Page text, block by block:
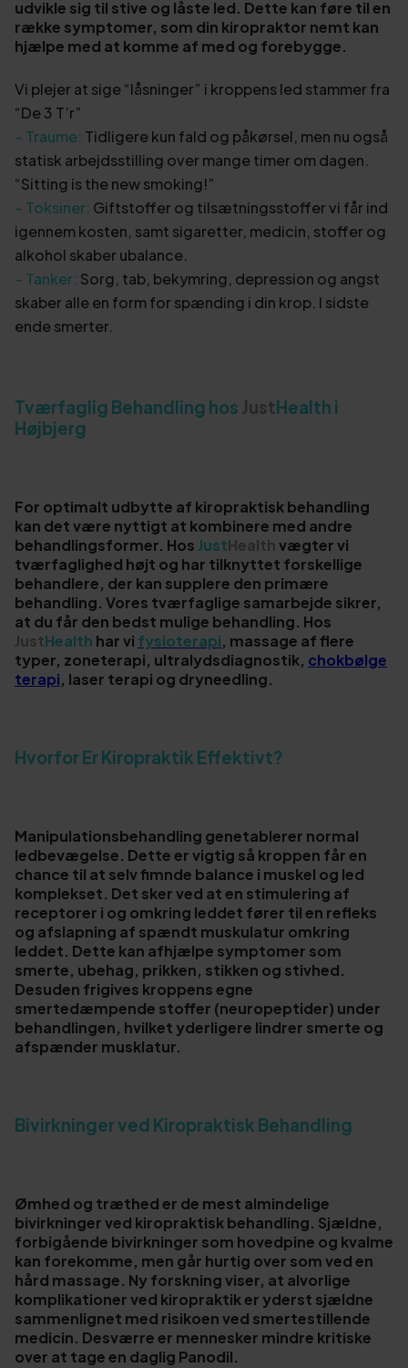
udvikle sig til stive og låste led. Dette kan føre til en
række symptomer, som din kiropraktor nemt kan
hjælpe med at komme af med og forebygge.
Vi plejer at sige “låsninger” i kroppens led stammer fra
“De 3 T’r”
– Traume: Tidligere kun fald og påkørsel, men nu også
statisk arbejdsstilling over mange timer om dagen.
“Sitting is the new smoking!”
– Toksiner: Giftstoffer og tilsætningsstoffer vi får ind
igennem kosten, samt sigaretter, medicin, stoffer og
alkohol skaber ubalance.
– Tanker: Sorg, tab, bekymring, depression og angst
skaber alle en form for spænding i din krop. I sidste
ende smerter.
Tværfaglig Behandling hos JustHealth i
Højbjerg
For optimalt udbytte af kiropraktisk behandling
kan det være nyttigt at kombinere med andre
behandlingsformer. HosJustHealthvægter vi
tværfaglighed højt og har tilknyttet forskellige
behandlere, der kan supplere den primære
behandling. Vores tværfaglige samarbejde sikrer,
at du får den bedst mulige behandling. Hos
JustHealth har vi fysioterapi, massage af flere
typer, zoneterapi, ultralydsdiagnostik, chokbølge
terapi, laser terapi og dryneedling.
Hvorfor Er Kiropraktik Effektivt?
Manipulationsbehandling genetablerer normal
ledbevægelse. Dette er vigtig så kroppen får en
chance til at selv fimnde balance i muskel og led
komplekset. Det sker ved at en stimulering af
receptorer i og omkring leddet fører til en refleks
og afslapning af spændt muskulatur omkring
leddet. Dette kan afhjælpe symptomer som
smerte, ubehag, prikken, stikken og stivhed.
Desuden frigives kroppens egne
smertedæmpende stoffer (neuropeptider) under
behandlingen, hvilket yderligere lindrer smerte og
afspænder musklatur.
Bivirkninger ved Kiropraktisk Behandling
Ømhed og træthed er de mest almindelige
bivirkninger ved kiropraktisk behandling. Sjældne,
forbigående bivirkninger som hovedpine og kvalme
kan forekomme, men går hurtig over som ved en
hård massage. Ny forskning viser, at alvorlige
komplikationer ved kiropraktik er yderst sjældne
sammenlignet med risikoen ved smertestillende
medicin. Desværre er mennesker mindre kritiske
over at tage en daglig Panodil.